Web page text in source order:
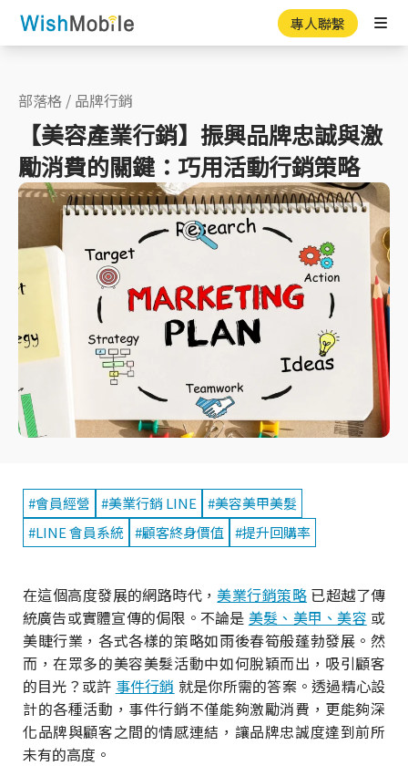
專人聯繫
部落格 / 品牌行銷
【美容產業行銷】振興品牌忠誠與激
勵消費的關鍵：巧用活動行銷策略
#會員經營 #美業行銷 LINE
#美容美甲美髮
#LINE 會員系統 #顧客終身價值 #提升回購率
在這個高度發展的網路時代， 美業行銷策略已超越了傳
統廣告或實體宣傳的侷限。不論是 美髮、美甲、美容 或
美睫行業，各式各樣的策略如雨後春筍般蓬勃發展。然
而，在眾多的美容美髮活動中如何脫穎而出，吸引顧客
的目光？或許 事件行銷 就是你所需的答案。透過精心設
計的各種活動，事件行銷不僅能夠激勵消費，更能夠深
化品牌與顧客之間的情感連結，讓品牌忠誠度達到前所
未有的高度。